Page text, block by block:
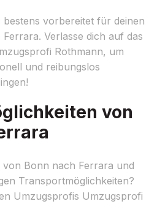
bestens vorbereitet für deinen
Verlasse dich auf das
Rothmann, um
und reibungslos
von
Bonn nach Ferrara und
Transportmöglichkeiten?
Umzugsprofis Umzugsprofi